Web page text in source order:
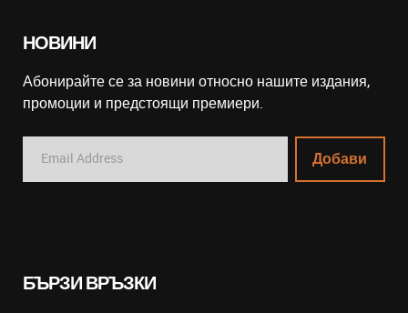
НОВИНИ
Абонирайте се за новини относно нашите издания,
промоции и предстоящи премиери.
БЪРЗИ ВРЪЗКИ